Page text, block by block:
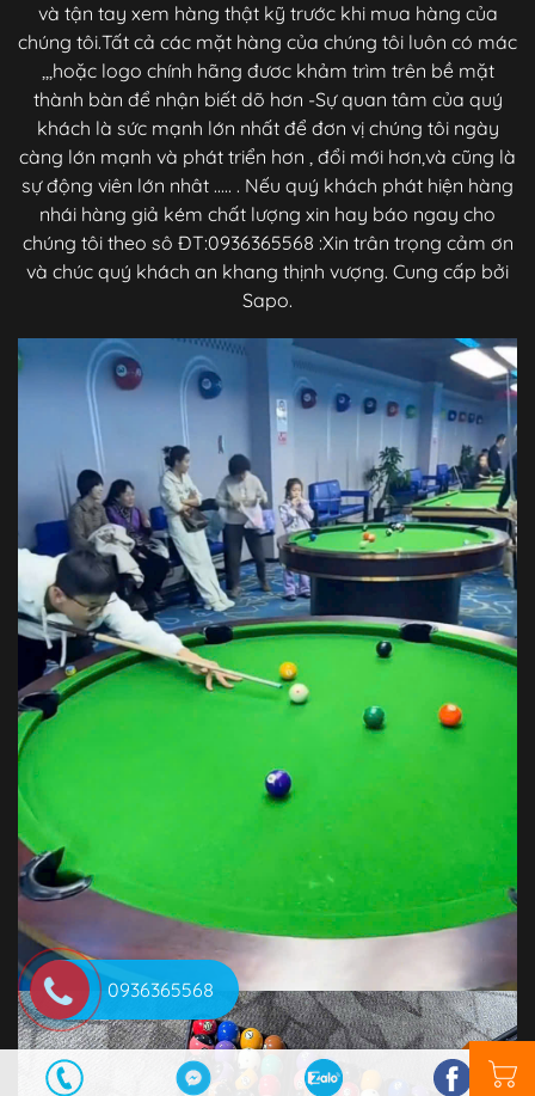
và tận tay xem hàng thật kỹ trước khi mua hàng của
chúng tôi.Tất cả các mặt hàng của chúng tôi luôn có mác
,,,hoặc logo chính hãng đươc khảm trìm trên bề mặt
thành bàn để nhận biết dõ hơn -Sự quan tâm của quý
khách là sức mạnh lớn nhất để đơn vị chúng tôi ngày
càng lớn mạnh và phát triển hơn , đổi mới hơn,và cũng là
sự động viên lớn nhât ..... . Nếu quý khách phát hiện hàng
nhái hàng giả kém chất lượng xin hay báo ngay cho
chúng tôi theo sô ĐT:0936365568 :Xin trân trọng cảm ơn
và chúc quý khách an khang thịnh vượng. Cung cấp bởi
Sapo.
0936365568